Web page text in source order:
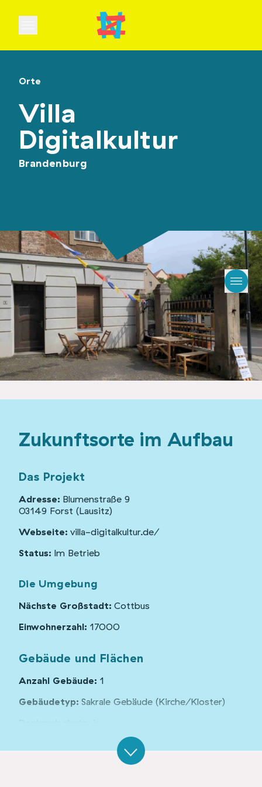
Open main menu
Orte
Villa
Digitalkultur
Brandenburg
Zukunftsorte im Aufbau
Das Projekt
Adresse: Blumenstraße 9
03149 Forst (Lausitz)
Webseite: villa-digitalkultur.de/
Status: Im Betrieb
Die Umgebung
Nächste Großstadt: Cottbus
Einwohnerzahl: 17000
Gebäude und Flächen
Anzahl Gebäude: 1
Gebäudetyp: Sakrale Gebäude (Kirche/Kloster)
Verein, Unternehmen
1400 m²